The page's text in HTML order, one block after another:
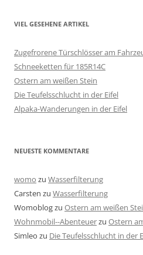
VIEL GESEHENE ARTIKEL
Zugefrorene Türschlösser am
Schneeketten für 185R14C
Ostern am weißen Stein
Die Teufelsschlucht in der Eifel
Alpaka-Wanderungen in der Eifel
NEUESTE KOMMENTARE
womo zu Wasserfilterung
Carsten zu Wasserfilterung
Womoblogzu Ostern am weißen
Wohnmobil--Abenteuerzu Ostern
Simleo zu Die Teufelsschlucht in der